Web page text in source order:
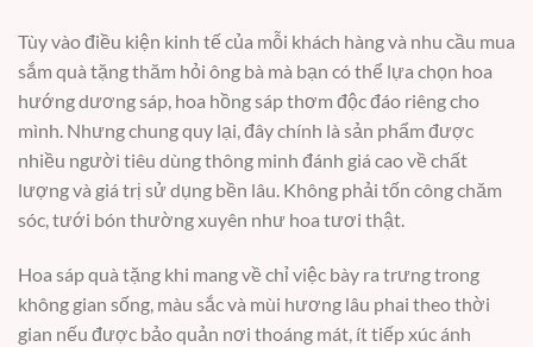
Tùy vào điều kiện kinh tế của mỗi khách hàng và nhu cầu mua
sắm quà tặng thăm hỏi ông bà mà bạn có thể lựa chọn hoa
hướng dương sáp, hoa hồng sáp thơm độc đáo riêng cho
mình. Nhưng chung quy lại, đây chính là sản phẩm được
nhiều người tiêu dùng thông minh đánh giá cao về chất
lượng và giá trị sử dụng bền lâu. Không phải tốn công chăm
sóc, tưới bón thường xuyên như hoa tươi thật.
Hoa sáp quà tặng khi mang về chỉ việc bày ra trưng trong
không gian sống, màu sắc và mùi hương lâu phai theo thời
gian nếu được bảo quản nơi thoáng mát, ít tiếp xúc ánh